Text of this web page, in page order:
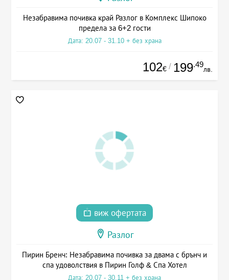
Незабравима почивка край Разлог в Комплекс Шипоко
предела за 6+2 гости
Дата: 20.07 - 31.10 + без храна
102€ / 199.49
лв.
виж офертата
Разлог
Пирин Бренч: Незабравима почивка за двама с брънч и
спа удоволствия в Пирин Голф & Спа Хотел
Дата: 20.07 - 30.11 + без храна